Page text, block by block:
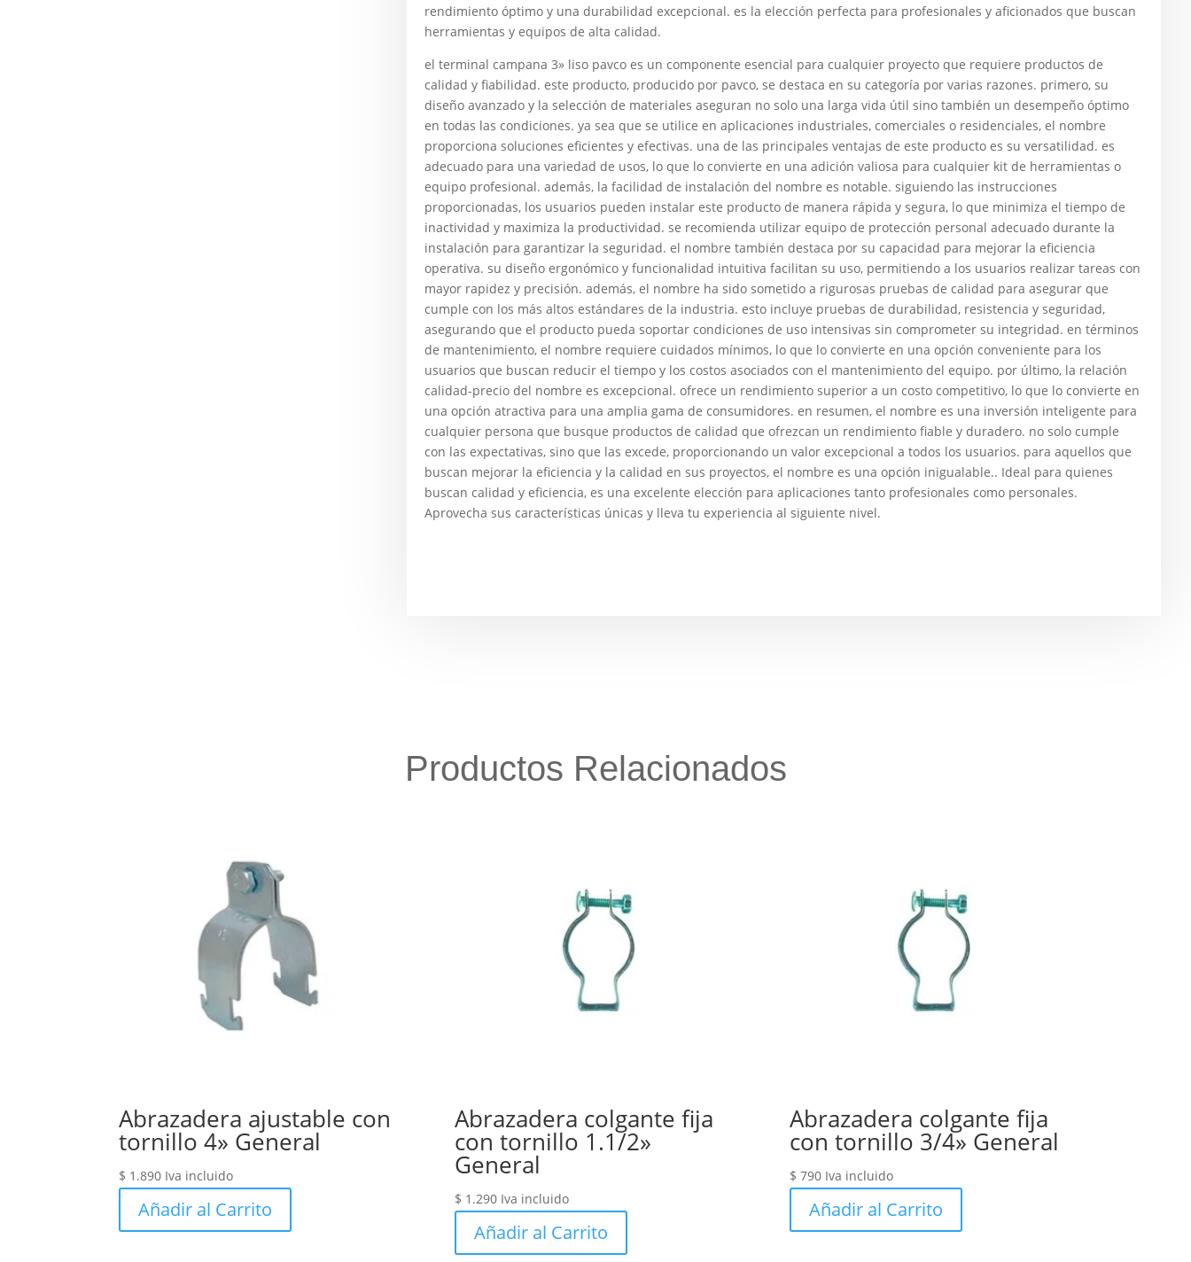
rendimiento óptimo y una durabilidad excepcional. es la elección perfecta para profesionales y aficionados que buscan
herramientas y equipos de alta calidad.
el terminal campana 3» liso pavco es un componente esencial para cualquier proyecto que requiere productos de
calidad y fiabilidad. este producto, producido por pavco, se destaca en su categoría por varias razones. primero, su
diseño avanzado y la selección de materiales aseguran no solo una larga vida útil sino también un desempeño óptimo
en todas las condiciones. ya sea que se utilice en aplicaciones industriales, comerciales o residenciales, el nombre
proporciona soluciones eficientes y efectivas. una de las principales ventajas de este producto es su versatilidad. es
adecuado para una variedad de usos, lo que lo convierte en una adición valiosa para cualquier kit de herramientas o
equipo profesional. además, la facilidad de instalación del nombre es notable. siguiendo las instrucciones
proporcionadas, los usuarios pueden instalar este producto de manera rápida y segura, lo que minimiza el tiempo de
inactividad y maximiza la productividad. se recomienda utilizar equipo de protección personal adecuado durante la
instalación para garantizar la seguridad. el nombre también destaca por su capacidad para mejorar la eficiencia
operativa. su diseño ergonómico y funcionalidad intuitiva facilitan su uso, permitiendo a los usuarios realizar tareas con
mayor rapidez y precisión. además, el nombre ha sido sometido a rigurosas pruebas de calidad para asegurar que
cumple con los más altos estándares de la industria. esto incluye pruebas de durabilidad, resistencia y seguridad,
asegurando que el producto pueda soportar condiciones de uso intensivas sin comprometer su integridad. en términos
de mantenimiento, el nombre requiere cuidados mínimos, lo que lo convierte en una opción conveniente para los
usuarios que buscan reducir el tiempo y los costos asociados con el mantenimiento del equipo. por último, la relación
calidad-precio del nombre es excepcional. ofrece un rendimiento superior a un costo competitivo, lo que lo convierte en
una opción atractiva para una amplia gama de consumidores. en resumen, el nombre es una inversión inteligente para
cualquier persona que busque productos de calidad que ofrezcan un rendimiento fiable y duradero. no solo cumple
con las expectativas, sino que las excede, proporcionando un valor excepcional a todos los usuarios. para aquellos que
buscan mejorar la eficiencia y la calidad en sus proyectos, el nombre es una opción inigualable.. Ideal para quienes
buscan calidad y eficiencia, es una excelente elección para aplicaciones tanto profesionales como personales.
Aprovecha sus características únicas y lleva tu experiencia al siguiente nivel.
Productos Relacionados
Abrazadera ajustable con
tornillo 4» General
$ 1.890 Iva incluido
Añadir al Carrito
Abrazadera colgante fija
con tornillo 1.1/2»
General
$ 1.290 Iva incluido
Añadir al Carrito
Abrazadera colgante fija
con tornillo 3/4» General
$ 790 Iva incluido
Añadir al Carrito